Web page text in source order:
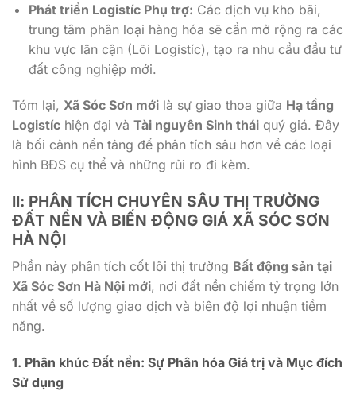
Phát triển Logistíc Phụ trợ: Các dịch vụ kho bãi,
trung tâm phân loại hàng hóa sẽ cần mở rộng ra các
khu vực lân cận (Lõi Logistíc), tạo ra nhu cầu đầu tư
đất công nghiệp mới.
Tóm lại, Xã Sóc Sơn mới là sự giao thoa giữa Hạ tầng
Logistíc hiện đại và Tài nguyên Sinh thái quý giá. Đây
là bối cảnh nền tảng để phân tích sâu hơn về các loại
hình BĐS cụ thể và những rủi ro đi kèm.
II: PHÂN TÍCH CHUYÊN SÂU THỊ TRƯỜNG
ĐẤT NỀN VÀ BIẾN ĐỘNG GIÁ XÃ SÓC SƠN
HÀ NỘI
Phần này phân tích cốt lõi thị trường Bất động sản tại
Xã Sóc Sơn Hà Nội mới, nơi đất nền chiếm tỷ trọng lớn
nhất về số lượng giao dịch và biên độ lợi nhuận tiềm
năng.
1. Phân khúc Đất nền: Sự Phân hóa Giá trị và Mục đích
Sử dụng